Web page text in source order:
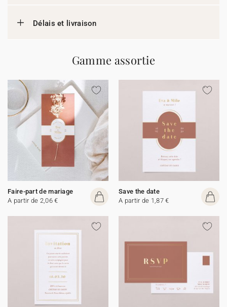
Délais et livraison
Gamme assortie
Faire-part de mariage
A partir de 2,06 €
Save the date
A partir de 1,87 €